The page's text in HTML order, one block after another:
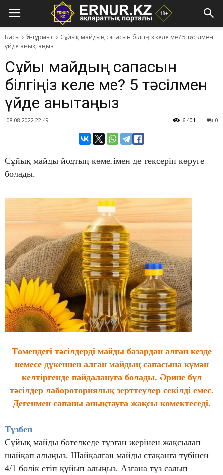
Басы Үй-тұрмыс
Сұйық майдың сапасын білгіңіз келе ме? 5 тәсілмен
үйде анықтаңыз
Сұйық майдың сапасын
білгіңіз келе ме? 5 тәсілмен
үйде анықтаңыз
08.08.2022 22:49 0
6 401
Сұйық майды йодтың көмегімен де тексеріп көруге
болады.
Төмендегі тәсілдерді майды базардан алған кезде
немесе дүкеннен алған майдың сапасына күмән
келтіргенде пайдалануға болады. Әрине бұл
тәсілдер лабороториялық зерттеулер секілді емес.
Дегенмен сапаны анықтауға жақсы көмектеседі.
Тұзбен
Сұйық майды бөтелкеде тұрған жерінен жақсылап
шайқап алыңыз. Шайқалған майды стақанға түбінен
4/1 бөлік етіп құйып алыңыз. Азғана тұз салып